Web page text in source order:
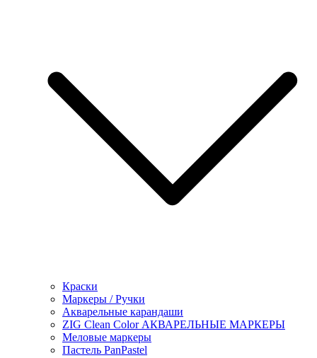
Краски
Маркеры / Ручки
Акварельные карандаши
ZIG Clean Color АКВАРЕЛЬНЫЕ МАРКЕРЫ
Меловые маркеры
Пастель PanPastel